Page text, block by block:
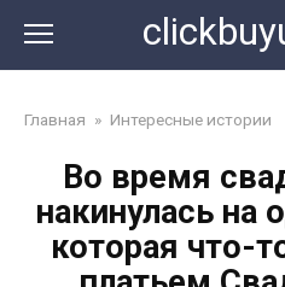
контенту
Главная » Интересные истории
Во время
накинулась на
которая что-